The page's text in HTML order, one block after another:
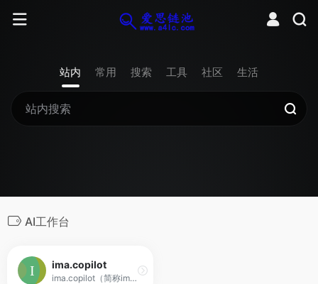
站内 常用 搜索 工具 社区 生活
AI工作台
ima.copilot
ima.copilot（简称ima）是一款以知识库为核心的AI工作台产品，已接入腾讯混元大模型和DeepSeek R1模型满血版。ima是搜、读、写一体的效率工具，旨在帮助有较强知识获取、信息处理、内容输出需求的用户，提升学习、办公效率。